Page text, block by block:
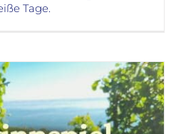
Tage.